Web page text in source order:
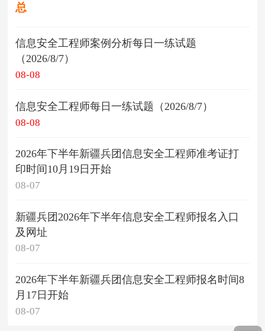
总
信息安全工程师案例分析每日一练试题
（2026/8/7）
08-08
信息安全工程师每日一练试题（2026/8/7）
08-08
2026年下半年新疆兵团信息安全工程师准考证打
印时间10月19日开始
08-07
新疆兵团2026年下半年信息安全工程师报名入口
及网址
08-07
2026年下半年新疆兵团信息安全工程师报名时间8
月17日开始
08-07